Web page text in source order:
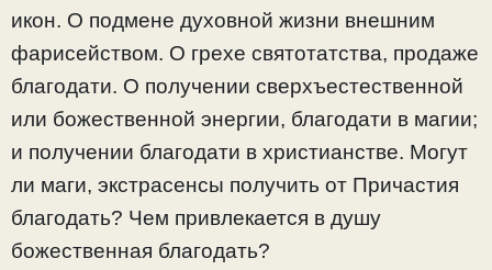
икон. О подмене духовной жизни внешним
фарисейством. О грехе святотатства, продаже
благодати. О получении сверхъестественной
или божественной энергии, благодати в магии;
и получении благодати в христианстве. Могут
ли маги, экстрасенсы получить от Причастия
благодать? Чем привлекается в душу
божественная благодать?